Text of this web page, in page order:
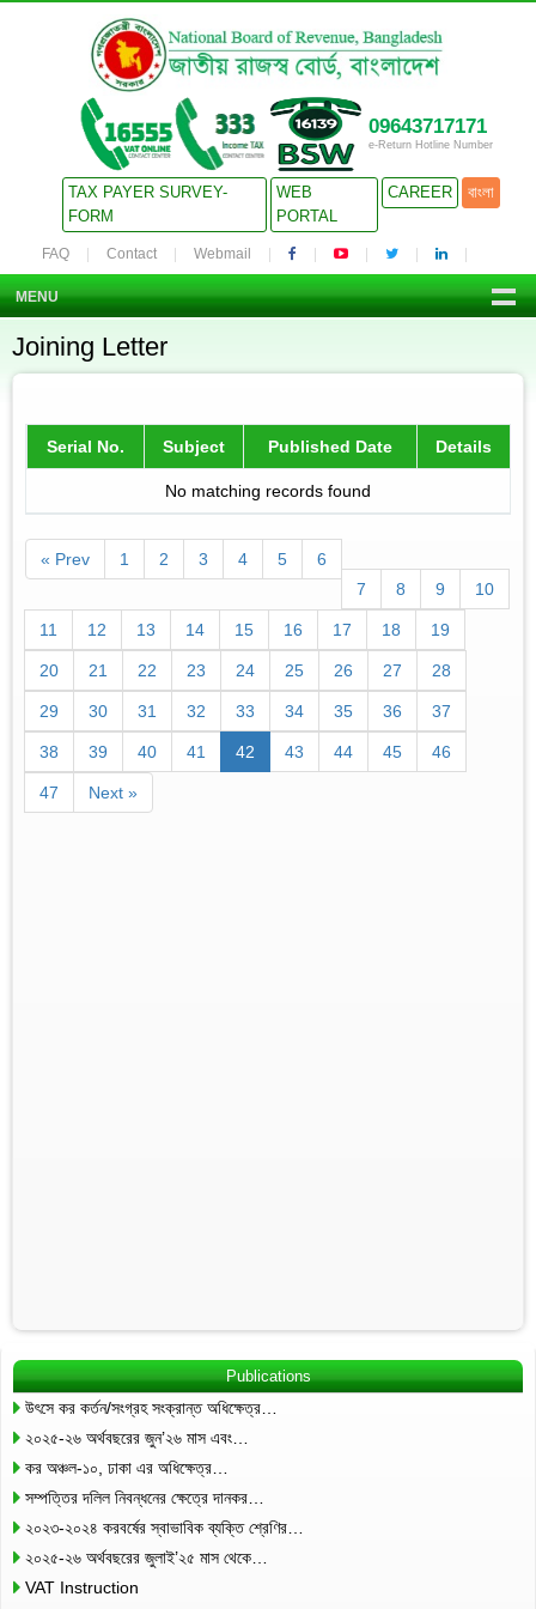
09643717171
e-Return Hotline Number
TAX PAYER SURVEY-
FORM
WEB
PORTAL
CAREER বাংলা
FAQ Contact Webmail
MENU
Joining Letter
Serial No. Subject Published Date Details
No matching records found
« Prev 1 2 3 4 5
6
7
8 9 10
11 12 13 14 15 16 17 18 19
20 21 22 23 24 25 26 27 28
29 30 31 32 33 34 35 36 37
38 39 40 41 42 43 44 45 46
47 Next »
Publications
উৎসে কর কর্তন/সংগ্রহ সংক্রান্ত অধিক্ষেত্র…
২০২৫-২৬ অর্থবছরের জুন’২৬ মাস এবং…
কর অঞ্চল-১০, ঢাকা এর অধিক্ষেত্র…
সম্পত্তির দলিল নিবন্ধনের ক্ষেত্রে দানকর…
২০২৩-২০২৪ করবর্ষের স্বাভাবিক ব্যক্তি শ্রেণির…
২০২৫-২৬ অর্থবছরের জুলাই’২৫ মাস থেকে…
VAT Instruction